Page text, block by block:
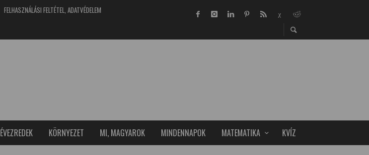
FELHASZNÁLÁSI FELTÉTEL, ADATVÉDELEM
ÉVEZREDEK KÖRNYEZET MI, MAGYAROK MINDENNAPOK MATEMATIKA KVÍZ